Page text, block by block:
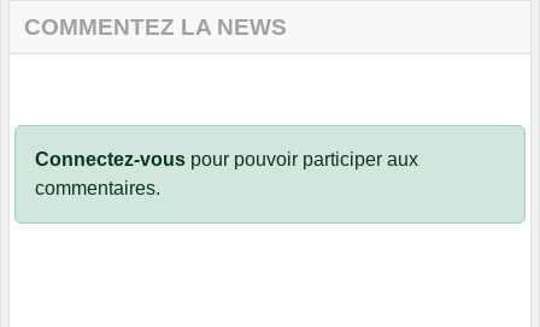
COMMENTEZ LA NEWS
Connectez-vous pour pouvoir participer aux
commentaires.